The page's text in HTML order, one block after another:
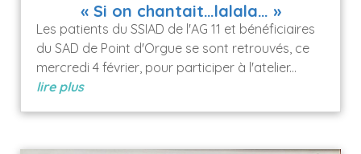
« Si on chantait…lalala… »
Les patients du SSIAD de l'AG 11 et bénéficiaires
du SAD de Point d'Orgue se sont retrouvés, ce
mercredi 4 février, pour participer à l'atelier...
lire plus